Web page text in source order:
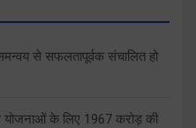
से सफलतापूर्वक संचालित हो
योजनाओं के लिए 1967 करोड़ की